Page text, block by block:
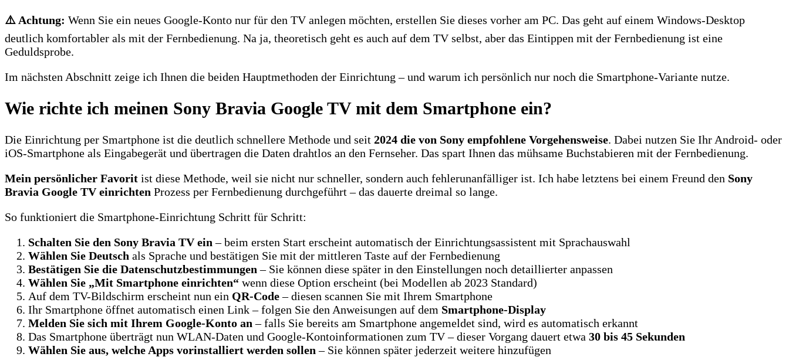
⚠️ Achtung: Wenn Sie ein neues Google-Konto nur für den TV anlegen möchten, erstellen Sie dieses vorher am PC. Das geht auf einem Windows-Desktop
deutlich komfortabler als mit der Fernbedienung. Na ja, theoretisch geht es auch auf dem TV selbst, aber das Eintippen mit der Fernbedienung ist eine
Geduldsprobe.
Im nächsten Abschnitt zeige ich Ihnen die beiden Hauptmethoden der Einrichtung – und warum ich persönlich nur noch die Smartphone-Variante nutze.
Wie richte ich meinen Sony Bravia Google TV mit dem Smartphone ein?
Die Einrichtung per Smartphone ist die deutlich schnellere Methode und seit 2024 die von Sony empfohlene Vorgehensweise. Dabei nutzen Sie Ihr Android- oder
iOS-Smartphone als Eingabegerät und übertragen die Daten drahtlos an den Fernseher. Das spart Ihnen das mühsame Buchstabieren mit der Fernbedienung.
Mein persönlicher Favorit ist diese Methode, weil sie nicht nur schneller, sondern auch fehlerunanfälliger ist. Ich habe letztens bei einem Freund den Sony
Bravia Google TV einrichten Prozess per Fernbedienung durchgeführt – das dauerte dreimal so lange.
So funktioniert die Smartphone-Einrichtung Schritt für Schritt:
Schalten Sie den Sony Bravia TV ein – beim ersten Start erscheint automatisch der Einrichtungsassistent mit Sprachauswahl
Wählen Sie Deutsch als Sprache und bestätigen Sie mit der mittleren Taste auf der Fernbedienung
Bestätigen Sie die Datenschutzbestimmungen – Sie können diese später in den Einstellungen noch detaillierter anpassen
Wählen Sie „Mit Smartphone einrichten“ wenn diese Option erscheint (bei Modellen ab 2023 Standard)
Auf dem TV-Bildschirm erscheint nun ein QR-Code– diesen scannen Sie mit Ihrem Smartphone
Ihr Smartphone öffnet automatisch einen Link – folgen Sie den Anweisungen auf dem Smartphone-Display
Melden Sie sich mit Ihrem Google-Konto an – falls Sie bereits am Smartphone angemeldet sind, wird es automatisch erkannt
Das Smartphone überträgt nun WLAN-Daten und Google-Kontoinformationen zum TV – dieser Vorgang dauert etwa 30 bis 45 Sekunden
Wählen Sie aus, welche Apps vorinstalliert werden sollen – Sie können später jederzeit weitere hinzufügen